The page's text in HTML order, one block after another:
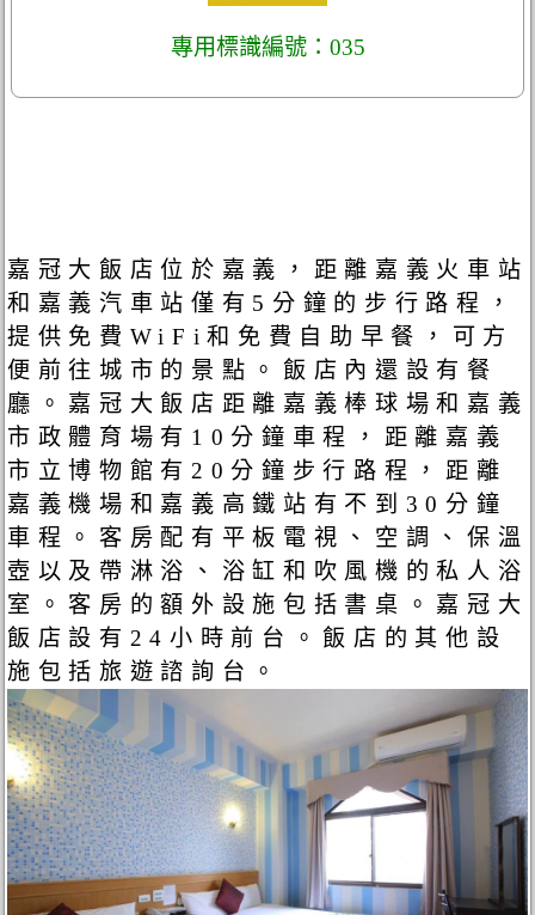
專用標識編號：035
嘉冠大飯店位於嘉義，距離嘉義火車站
和嘉義汽車站僅有5分鐘的步行路程，
提供免費WiFi和免費自助早餐，可方
便前往城市的景點。飯店內還設有餐
廳。嘉冠大飯店距離嘉義棒球場和嘉義
市政體育場有10分鐘車程，距離嘉義
市立博物館有20分鐘步行路程，距離
嘉義機場和嘉義高鐵站有不到30分鐘
車程。客房配有平板電視、空調、保溫
壺以及帶淋浴、浴缸和吹風機的私人浴
室。客房的額外設施包括書桌。嘉冠大
飯店設有24小時前台。飯店的其他設
施包括旅遊諮詢台。